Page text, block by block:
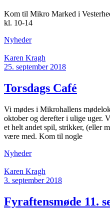
Kom til Mikro Marked i
kl. 10-14
Nyheder
Karen Kragh
25. september 2018
Torsdags Café
Vi mødes i Mikrohallens
oktober og derefter i ulige uger.
et helt andet spil, strikker, (eller
være med. Kom til nogle
Nyheder
Karen Kragh
3. september 2018
Fyraftensmøde 11.